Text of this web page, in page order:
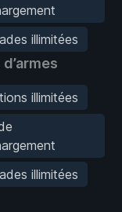
illimitées
illimitées
illimitées